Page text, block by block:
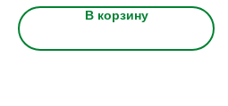
В корзину